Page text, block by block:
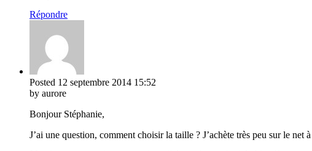
Répondre
Posted 12 septembre 2014 15:52
by aurore
Bonjour Stéphanie,
J’ai une question, comment choisir la taille ? J’achète très peu sur le net